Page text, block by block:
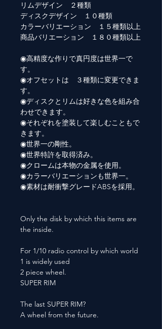
リムデザイン ２種類
ディスクデザイン １０種類
カラーバリエーション １５種類以上
商品バリエーション １８０種類以上
◉高精度な作りで真円度は世界一で
す。
◉オフセットは ３種類に変更できま
す。
◉ディスクとリムは好きな色を組み合
わせできます。
◉それぞれを塗装して楽しむこともで
きます。
◉世界一の剛性。
◉世界特許を取得済み。
◉クロームは本物の金属を使用。
◉カラーバリエーションも世界一。
◉素材は耐衝撃グレードABSを採用。
Only the disk by which this items are
the inside.
For 1/10 radio control by which world
1 is widely used
2 piece wheel.
SUPER RIM
The last SUPER RIM?
A wheel from the future.